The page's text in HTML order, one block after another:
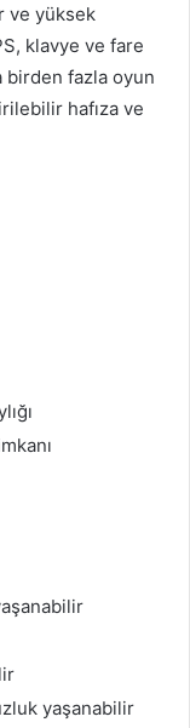
ve yüksek
klavye ve fare
birden fazla oyun
hafıza ve
yaşanabilir